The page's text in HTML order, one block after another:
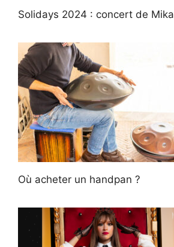
Solidays 2024 : concert de Mika
Où acheter un handpan ?